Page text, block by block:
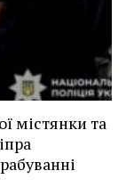
містянки та